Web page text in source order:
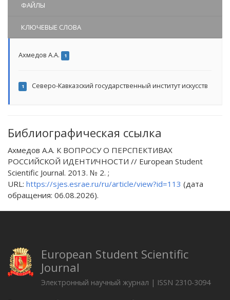
ФАЙЛЫ
КЛЮЧЕВЫЕ СЛОВА
Ахмедов А.А. 1
1 Северо-Кавказский государственный институт искусств
Библиографическая ссылка
Ахмедов А.А. К ВОПРОСУ О ПЕРСПЕКТИВАХ
РОССИЙСКОЙ ИДЕНТИЧНОСТИ // European Student
Scientific Journal. 2013. № 2. ;
URL: https://sjes.esrae.ru/ru/article/view?id=113 (дата
обращения: 06.08.2026).
European Student Scientific
Journal
Электронный научный журнал | ISSN 2310-3094